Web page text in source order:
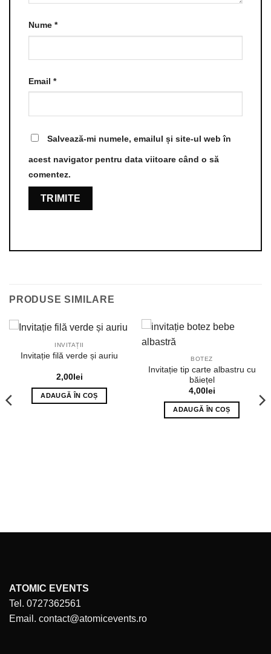
Nume *
Email *
Salvează-mi numele, emailul și site-ul web în
acest navigator pentru data viitoare când o să
comentez.
PRODUSE SIMILARE
INVITAȚII
Invitație filă verde și auriu
2,00lei
ADAUGĂ ÎN COȘ
BOTEZ
Invitație tip carte albastru cu
băiețel
4,00lei
ADAUGĂ ÎN COȘ
ATOMIC EVENTS
Tel. 0727362561
Email. contact@atomicevents.ro